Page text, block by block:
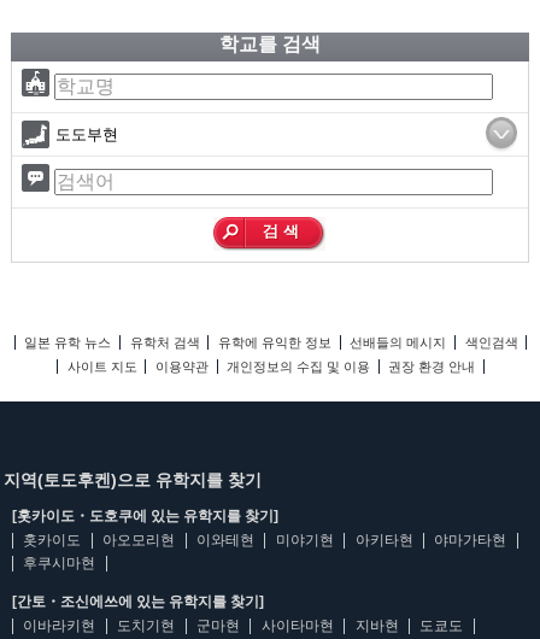
학교를 검색
도도부현
일본 유학 뉴스 유학처 검색 유학에 유익한 정보 선배들의 메시지
색인검색
사이트 지도
이용약관 개인정보의 수집 및 이용 권장 환경 안내
지역(토도후켄)으로 유학지를 찾기
[홋카이도・도호쿠에 있는 유학지를 찾기]
홋카이도
아오모리현 이와테현 미야기현 아키타현
야마가타현
후쿠시마현
[간토・조신에쓰에 있는 유학지를 찾기]
이바라키현
도치기현 군마현 사이타마현 지바현
도쿄도